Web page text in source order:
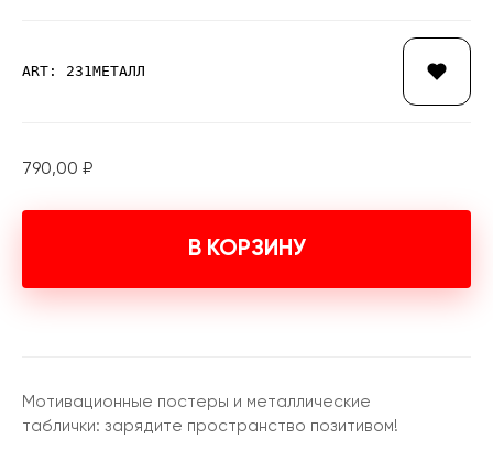
ART: 231МЕТАЛЛ
790,00 ₽
В КОРЗИНУ
Мотивационные постеры и металлические
таблички: зарядите пространство позитивом!